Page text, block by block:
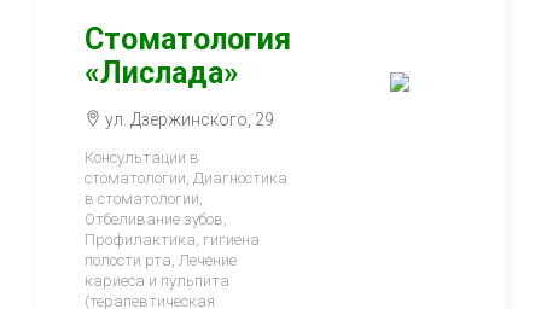
Стоматология
«Лислада»
ул. Дзержинского, 29
Консультации в
стоматологии, Диагностика
в стоматологии,
Отбеливание зубов,
Профилактика, гигиена
полости рта, Лечение
кариеса и пульпита
(терапевтическая